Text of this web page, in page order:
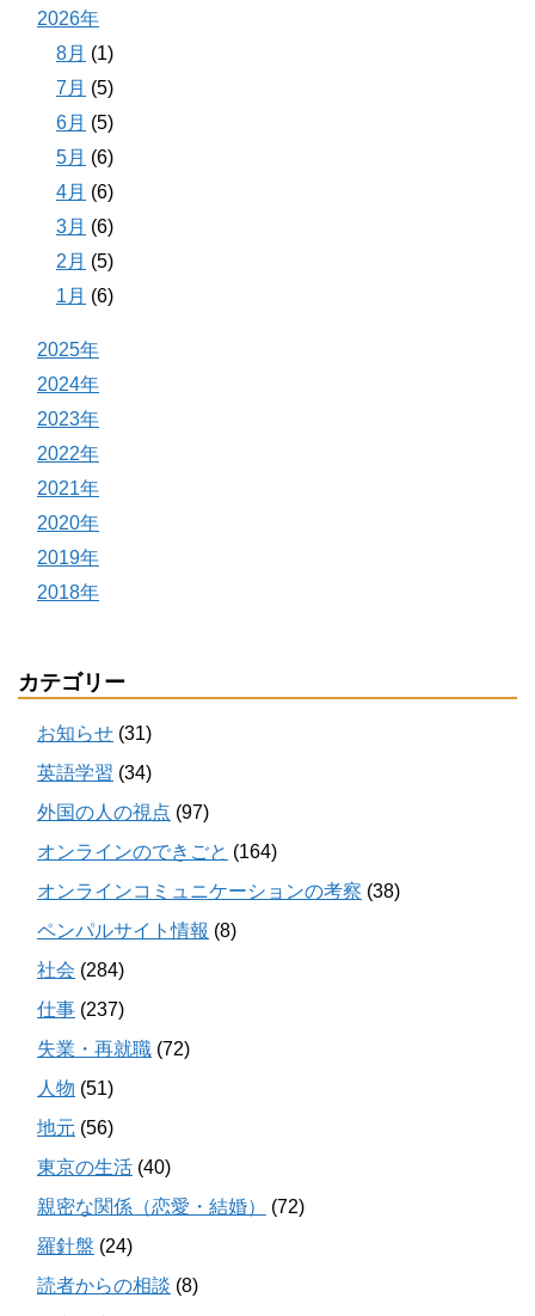
2026年
8月 (1)
7月 (5)
6月 (5)
5月 (6)
4月 (6)
3月 (6)
2月 (5)
1月 (6)
2025年
2024年
2023年
2022年
2021年
2020年
2019年
2018年
カテゴリー
お知らせ (31)
英語学習 (34)
外国の人の視点 (97)
オンラインのできごと (164)
オンラインコミュニケーションの考察 (38)
ペンパルサイト情報 (8)
社会 (284)
仕事 (237)
失業・再就職 (72)
人物 (51)
地元 (56)
東京の生活 (40)
親密な関係（恋愛・結婚）
(72)
羅針盤 (24)
読者からの相談 (8)